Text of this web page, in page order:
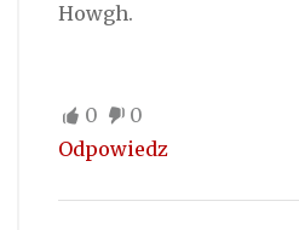
Howgh.
0
0
Odpowiedz